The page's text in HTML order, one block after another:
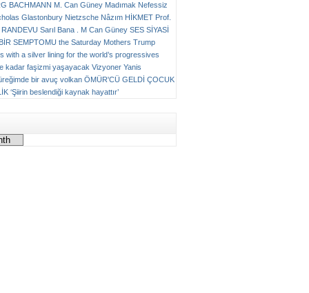
BACHMANN M. Can Güney Madımak Nefessiz
Glastonbury Nietzsche Nâzım HİKMET Prof.
RANDEVU Sarıl Bana . M Can Güney SES SİYASİ
SEMPTOMU the Saturday Mothers Trump
with a silver lining for the world’s progressives
kadar faşizmi yaşayacak Vizyoner Yanis
bir avuç volkan ÖMÜR'CÜ GELDİ ÇOCUK
‘Şiirin beslendiği kaynak hayattır’